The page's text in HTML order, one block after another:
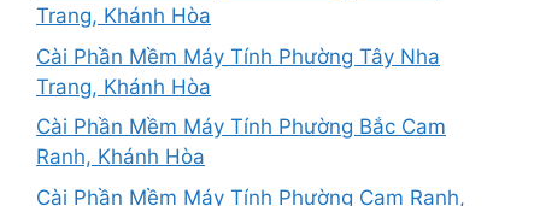
Trang, Khánh Hòa
Cài Phần Mềm Máy Tính Phường Tây Nha
Trang, Khánh Hòa
Cài Phần Mềm Máy Tính Phường Bắc Cam
Ranh, Khánh Hòa
Cài Phần Mềm Máy Tính Phường Cam Ranh,